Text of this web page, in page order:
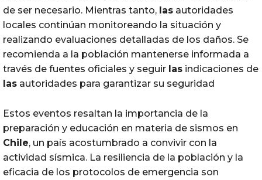
de ser necesario. Mientras tanto, las autoridades
locales continúan monitoreando la situación y
realizando evaluaciones detalladas de los daños. Se
recomienda a la población mantenerse informada a
través de fuentes oficiales y seguir las indicaciones de
las autoridades para garantizar su seguridad
Estos eventos resaltan la importancia de la
preparación y educación en materia de sismos en
Chile, un país acostumbrado a convivir con la
actividad sísmica. La resiliencia de la población y la
eficacia de los protocolos de emergencia son